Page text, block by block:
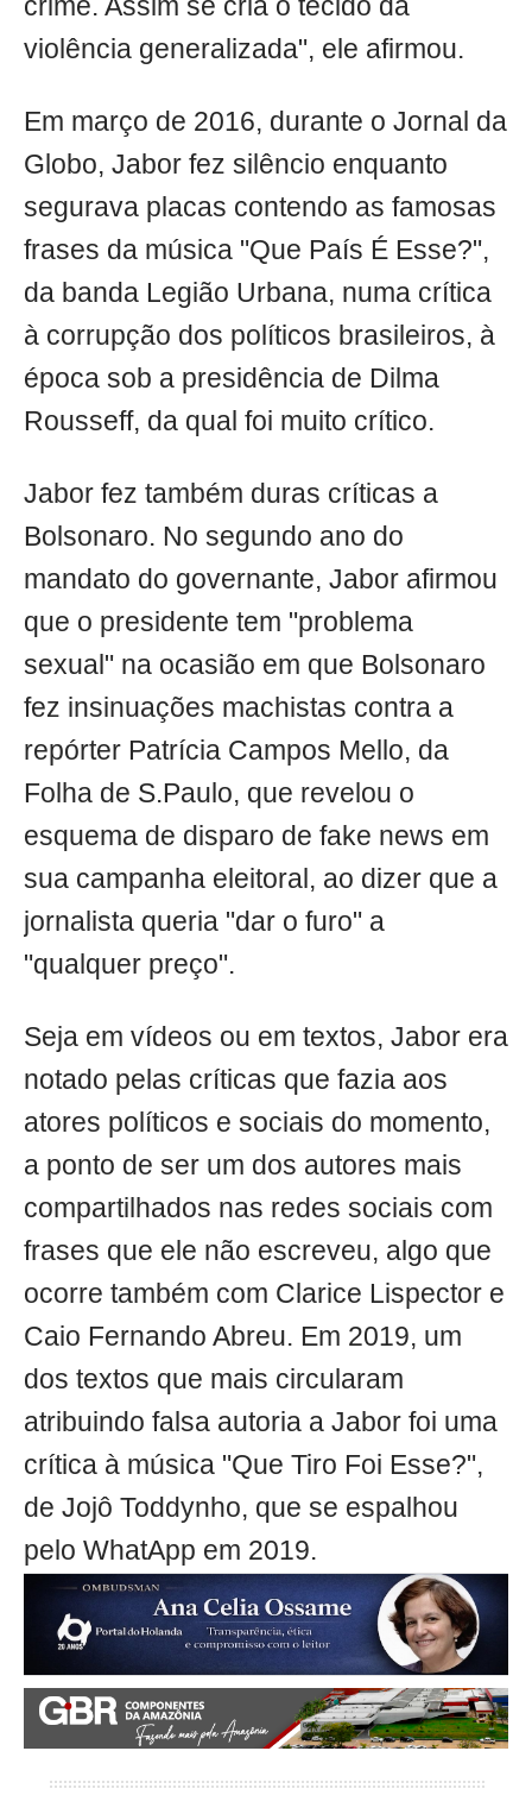
crime. Assim se cria o tecido da
violência generalizada", ele afirmou.
Em março de 2016, durante o Jornal da
Globo, Jabor fez silêncio enquanto
segurava placas contendo as famosas
frases da música "Que País É Esse?",
da banda Legião Urbana, numa crítica
à corrupção dos políticos brasileiros, à
época sob a presidência de Dilma
Rousseff, da qual foi muito crítico.
Jabor fez também duras críticas a
Bolsonaro. No segundo ano do
mandato do governante, Jabor afirmou
que o presidente tem "problema
sexual" na ocasião em que Bolsonaro
fez insinuações machistas contra a
repórter Patrícia Campos Mello, da
Folha de S.Paulo, que revelou o
esquema de disparo de fake news em
sua campanha eleitoral, ao dizer que a
jornalista queria "dar o furo" a
"qualquer preço".
Seja em vídeos ou em textos, Jabor era
notado pelas críticas que fazia aos
atores políticos e sociais do momento,
a ponto de ser um dos autores mais
compartilhados nas redes sociais com
frases que ele não escreveu, algo que
ocorre também com Clarice Lispector e
Caio Fernando Abreu. Em 2019, um
dos textos que mais circularam
atribuindo falsa autoria a Jabor foi uma
crítica à música "Que Tiro Foi Esse?",
de Jojô Toddynho, que se espalhou
pelo WhatApp em 2019.